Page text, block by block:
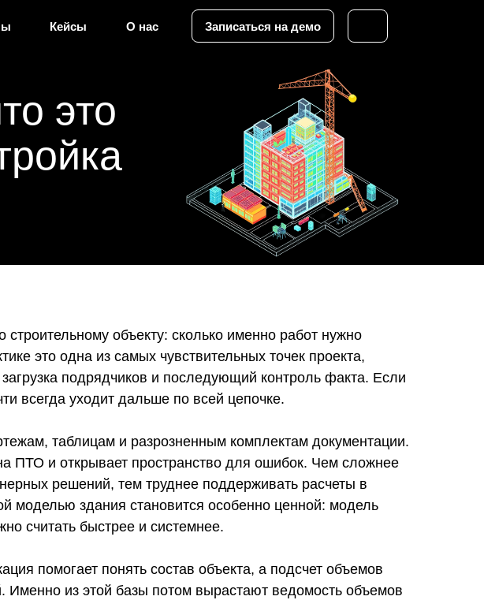
это
Записаться на демо
Кейсы О нас
объекту: сколько именно работ нужно
это одна из самых чувствительных точек проекта,
подрядчиков и последующий контроль факта. Если
всегда уходит дальше по всей цепочке.
таблицам и разрозненным комплектам документации.
ПТО и открывает пространство для ошибок. Чем сложнее
решений, тем труднее поддерживать расчеты в
моделью здания становится особенно ценной: модель
считать быстрее и системнее.
помогает понять состав объекта, а подсчет объемов
Именно из этой базы потом вырастают ведомость объемов